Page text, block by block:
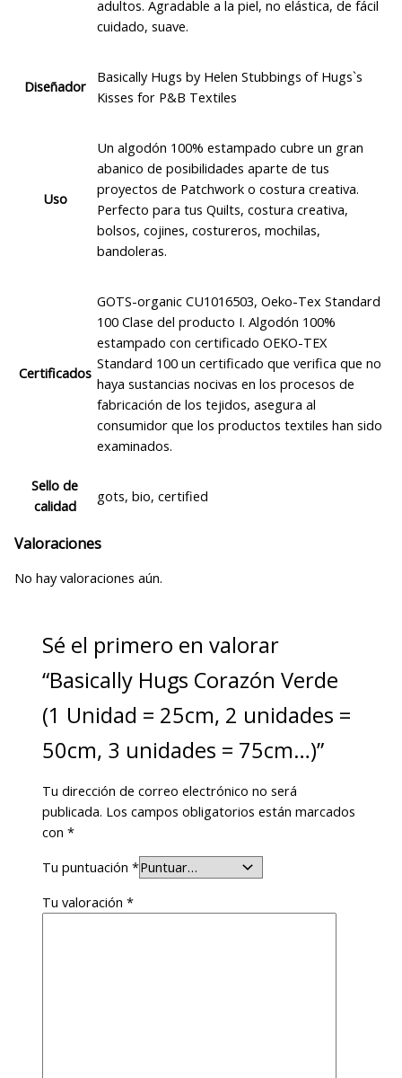
adultos. Agradable a la piel, no elástica, de fácil
cuidado, suave.
Diseñador
Basically Hugs by Helen Stubbings of Hugs`s
Kisses for P&B Textiles
Uso
Un algodón 100% estampado cubre un gran
abanico de posibilidades aparte de tus
proyectos de Patchwork o costura creativa.
Perfecto para tus Quilts, costura creativa,
bolsos, cojines, costureros, mochilas,
bandoleras.
Certificados
GOTS-organic CU1016503, Oeko-Tex Standard
100 Clase del producto I. Algodón 100%
estampado con certificado OEKO-TEX
Standard 100 un certificado que verifica que no
haya sustancias nocivas en los procesos de
fabricación de los tejidos, asegura al
consumidor que los productos textiles han sido
examinados.
Sello de
calidad
gots, bio, certified
Valoraciones
No hay valoraciones aún.
Sé el primero en valorar
“Basically Hugs Corazón Verde
(1 Unidad = 25cm, 2 unidades =
50cm, 3 unidades = 75cm…)”
Tu dirección de correo electrónico no será
publicada. Los campos obligatorios están marcados
con*
Tu puntuación*
Tu valoración*